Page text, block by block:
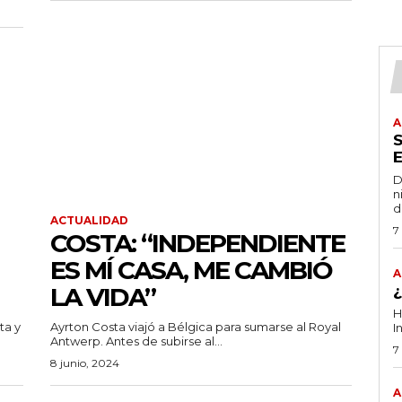
y
ACTUALIDAD
COSTA: “INDEPENDIENTE
ES MÍ CASA, ME CAMBIÓ
LA VIDA”
Ayrton Costa viajó a Bélgica para sumarse al Royal
Antwerp. Antes de subirse al...
8 junio, 2024
7
7